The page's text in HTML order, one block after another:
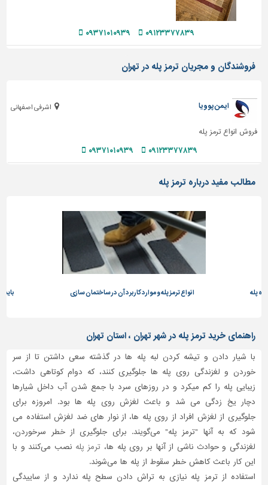
۰۹۱۲۳۳۷۷۸۳۹ ۰۹۳۷۱۰۱۰۹۳۹
فروشندگان و مجریان ترمز پله در تهران
اشرفی اصفهانی ایمن پوویا
فروش انواع ترمز پله
۰۹۱۲۳۳۷۷۸۳۹ ۰۹۳۷۱۰۱۰۹۳۹
مطالب مفید درباره ترمز پله
پله انواع ترمز پله و موارد کاربرد آن در ساختمان سازی باید
راهنمای خرید ترمز پله در شهر تهران ، استان تهران
با شیار دادن و تیشه کردن لبه پله ها در گذشته سعی داشتن تا از سر
خوردن و لغزندگی روی پله ها جلوگیری کنند، که دوام کوتاهی داشت،
زیبایی پله را کم میکرد و در روزهای سرد با جمع شدن آب داخل شیارها
دچار یخ زدگی می شد و باعث لغزش روی پله ها بود. امروزه برای
جلوگیری از لغزش افراد از روی پله ها، از نوار های ضد لغزش استفاده می
شود که به آنها "ترمز پله" می‌گویند. برای جلوگیری از خطر سرخوردن،
لغزندگی و حوادث ناشی از آنها بر روی پله ها، ترمز پله نصب می‌کنند و با
این کار باعث کاهش خطر سقوط از پله ها می‌شوند.
استفاده از ترمز پله نیازی به تراش دادن سطح پله ندارد و از ساییدگی